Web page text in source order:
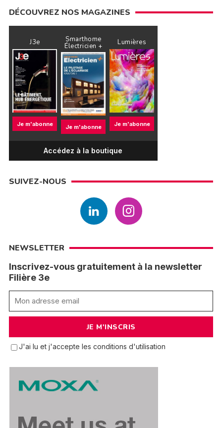
DÉCOUVREZ NOS MAGAZINES
J3e
Je m'abonne
Smarthome
Électricien +
Je m'abonne
Lumières
Je m'abonne
Accédez à la boutique
SUIVEZ-NOUS
NEWSLETTER
Inscrivez-vous gratuitement à la newsletter
Filière 3e
J'ai lu et j'accepte les conditions d'utilisation